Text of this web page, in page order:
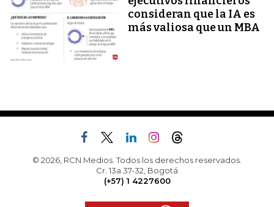
consideran que la IA es
más valiosa que un MBA
© 2026, RCN Medios. Todos los derechos reservados.
Cr. 13a 37-32, Bogotá
(+57) 1 4227600